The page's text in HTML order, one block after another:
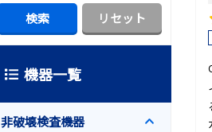
機器一覧
非破壊検査機器